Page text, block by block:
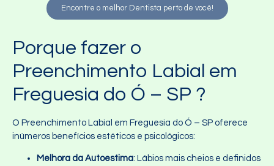
Encontre o melhor Dentista perto de você!
Porque fazer o
Preenchimento Labial em
Freguesia do Ó – SP ?
O Preenchimento Labial em Freguesia do Ó – SP oferece
inúmeros benefícios estéticos e psicológicos:
Melhora da Autoestima: Lábios mais cheios e definidos